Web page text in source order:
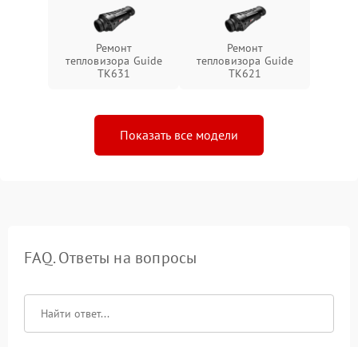
Ремонт
тепловизора Guide
TK631
Ремонт
тепловизора Guide
TK621
Показать все модели
FAQ. Ответы на вопросы